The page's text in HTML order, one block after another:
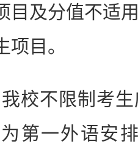
目及分值不适
目。
不限制考生
第一外语安